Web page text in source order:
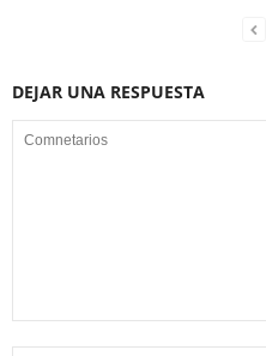
DEJAR UNA RESPUESTA